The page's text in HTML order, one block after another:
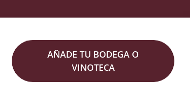
AÑADE TU BODEGA O
VINOTECA